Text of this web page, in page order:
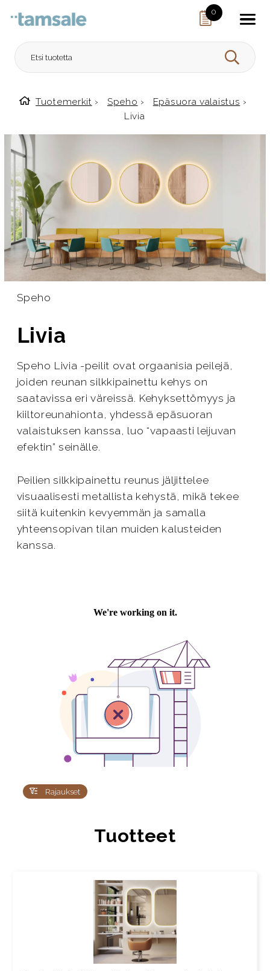
0
HAE
Etusivulle
Tuotemerkit › Speho › Epäsuora valaistus ›
Livia
Speho
Livia
Speho Livia -peilit ovat orgaanisia peilejä,
joiden reunan silkkipainettu kehys on
saatavissa eri väreissä. Kehyksettömyys ja
kiiltoreunahionta, yhdessä epäsuoran
valaistuksen kanssa, luo “vapaasti leijuvan
efektin” seinälle.
Peilien silkkipainettu reunus jäljittelee
visuaalisesti metallista kehystä, mikä tekee
siitä kuitenkin kevyemmän ja samalla
yhteensopivan tilan muiden kalusteiden
kanssa.
Rajaukset
Tuotteet